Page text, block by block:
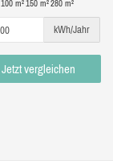
100 m²150 m²280 m²
kWh/Jahr
Jetzt vergleichen